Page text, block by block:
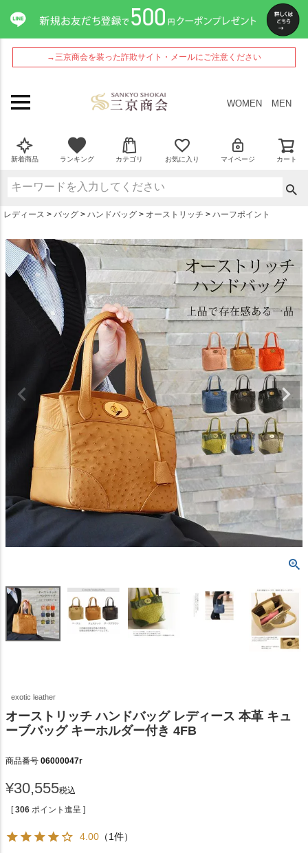
→三京商会を装った詐欺サイト・メールにご注意ください
WOMEN MEN
新着商品 ランキング カテゴリ お気に入り マイページ カート
レディース バッグ ハンドバッグ オーストリッチ ハーフポイント
exotic leather
オーストリッチ ハンドバッグ レディース 本革 キュ
ーブバッグ キーホルダー付き 4FB
商品番号 06000047r
¥30,555税込
[ 306 ポイント進呈 ]
4.00 （1件）
ペー
ジト
ップ
へ